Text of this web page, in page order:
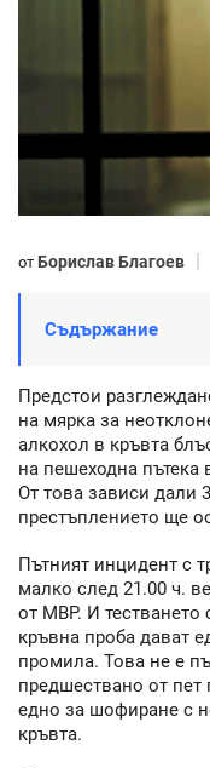
от Борислав Благоев
Съдържание
Предстои
на мярка за
алкохол в кръвта
на пешеходна пътека
От това зависи дали
престъплението ще
Пътният инцидент с
малко след 21.00 ч.
от МВР. И тестването
кръвна проба дават
промила. Това не е
предшествано от
едно за шофиране с
кръвта.